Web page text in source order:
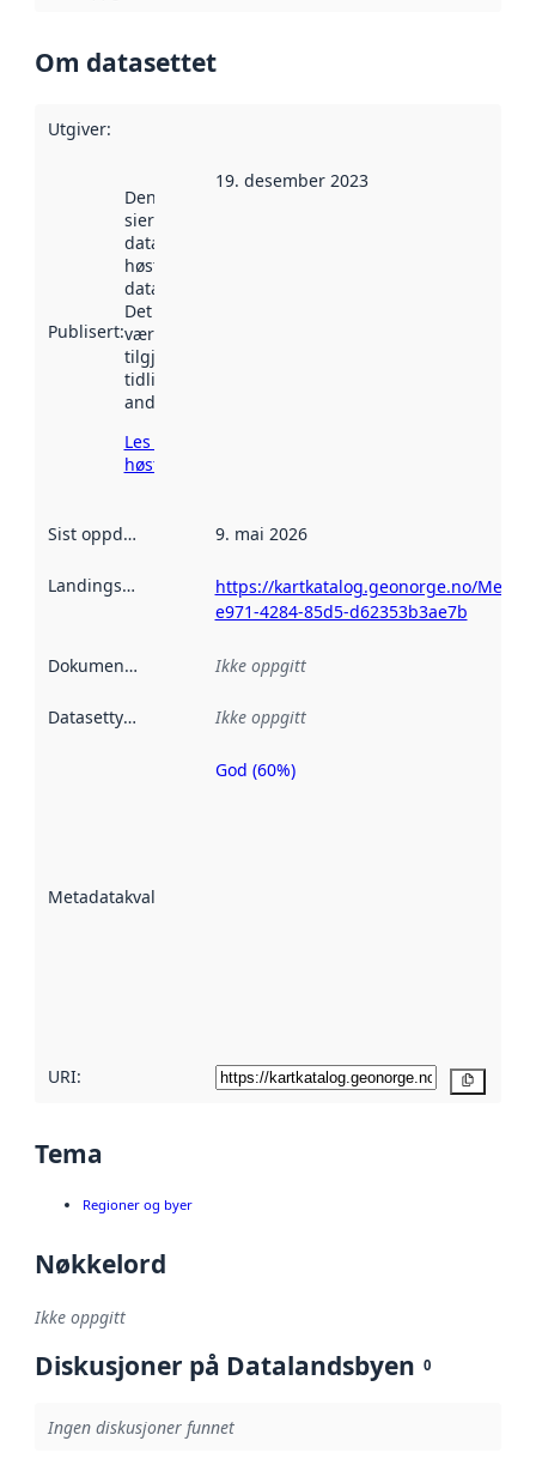
Om datasettet
Utgiver:
Publisert:
Denne datoen
sier når
datasettet ble
høstet av
data.norge.no.
Det kan ha
vært
tilgjengelig
tidligere
andre steder.
Les mer om
høsting her
19. desember 2023
Sist oppdatert 9. mai 2026
Landingsside
https://kartkatalog.geonorge.no/
e971-4284-85d5-d62353b3ae7b
Dokumentasjon Ikke oppgitt
Datasettype Ikke oppgitt
Metadatakvalitet
Metadatakvalitet
God (60%)
URI:
Tema
Regioner og byer
Nøkkelord
Ikke oppgitt
Diskusjoner på Datalandsbyen 0
Ingen diskusjoner funnet